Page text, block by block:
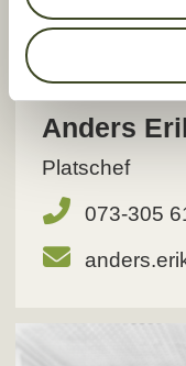
Anders
Platschef
073-305